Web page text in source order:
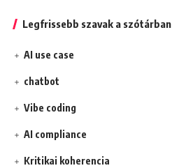
Legfrissebb szavak a szótárban
AI use case
chatbot
Vibe coding
AI compliance
Kritikai koherencia